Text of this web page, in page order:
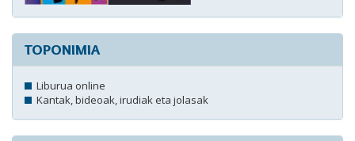
TOPONIMIA
Liburua online
Kantak, bideoak, irudiak eta jolasak